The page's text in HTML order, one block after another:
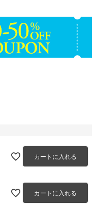
カートに入れる
カートに入れる